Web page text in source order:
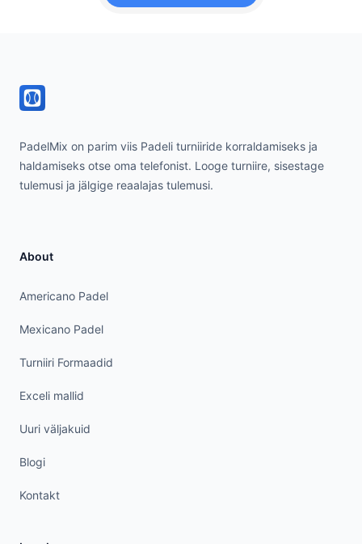
PadelMix on parim viis Padeli turniiride korraldamiseks ja
haldamiseks otse oma telefonist. Looge turniire, sisestage
tulemusi ja jälgige reaalajas tulemusi.
About
Americano Padel
Mexicano Padel
Turniiri Formaadid
Exceli mallid
Uuri väljakuid
Blogi
Kontakt